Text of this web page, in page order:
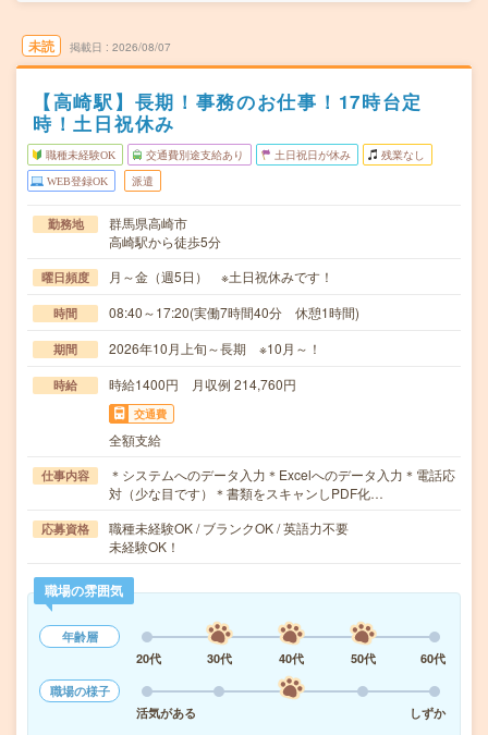
未読 掲載日 2026/08/07
【高崎駅】長期！事務のお仕事！17時台定
時！土日祝休み
職種未経験OK 交通費別途支給あり 土日祝日が休み 残業なし
WEB登録OK 派遣
勤務地
群馬県高崎市
高崎駅から徒歩5分
曜日頻度 月～金（週5日） ※土日祝休みです！
時間 08:40～17:20(実働7時間40分 休憩1時間)
期間 2026年10月上旬～長期 ※10月～！
時給 時給1400円 月収例 214,760円
交通費
全額支給
仕事内容
＊システムへのデータ入力＊Excelへのデータ入力＊電話応
対（少な目です）＊書類をスキャンしPDF化…
応募資格
職種未経験OK / ブランクOK / 英語力不要
未経験OK！
職場の雰囲気
年齢層
20代
30代 40代 50代
60代
職場の様子
活気がある
しずか